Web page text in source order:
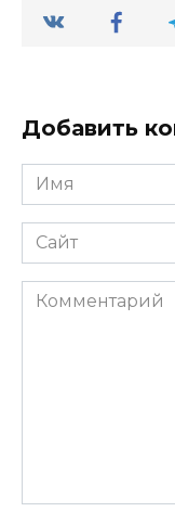
Добавить
Имя
Сайт
Комментарий